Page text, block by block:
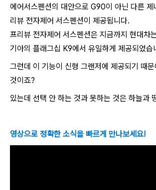
에어서스펜션의 대안으로 G90이 아닌 다른 제
리뷰 전자제어 서스펜션이 제공됩니다.
프리뷰 전자제어 서스펜션은 지금까지 현대차
기아의 플래그십 K9에서 유일하게 제공되었습
그런데 이 기능이 신형 그랜저에 제공되기 때
것이죠?
있는데 선택 안 하는 것과 못하는 것은 하늘과
영상으로 정확한 소식을 빠르게 만나보세요!